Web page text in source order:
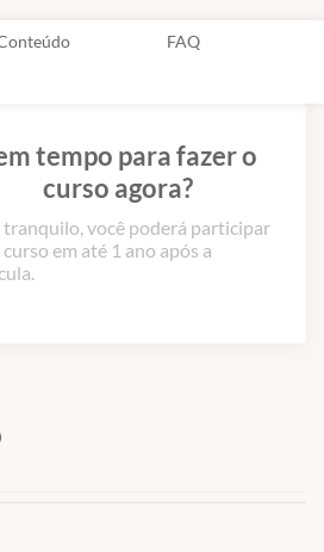
FAQ
tempo para fazer o
curso agora?
tranquilo, você poderá participar
curso em até 1 ano após a